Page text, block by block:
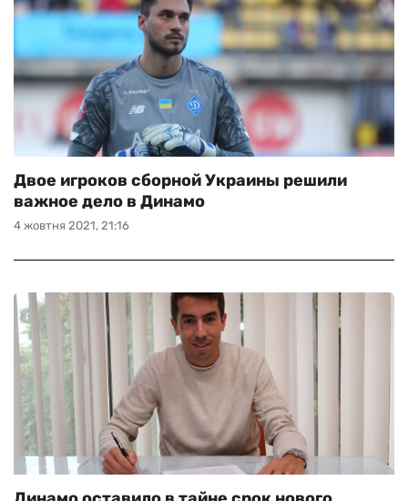
4 жовтня 2021, 21:16
Двое игроков сборной Украины решили
важное дело в Динамо